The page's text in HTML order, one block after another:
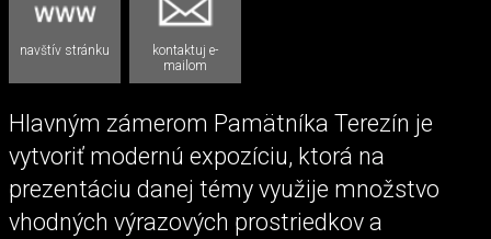
navštív stránku
kontaktuj e-
mailom
Hlavným zámerom Pamätníka Terezín je
vytvoriť modernú expozíciu, ktorá na
prezentáciu danej témy využije množstvo
vhodných výrazových prostriedkov a